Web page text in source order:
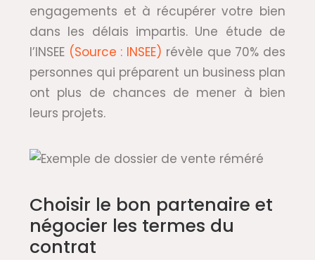
engagements et à récupérer votre bien
dans les délais impartis. Une étude de
l’INSEE (Source : INSEE) révèle que 70% des
personnes qui préparent un business plan
ont plus de chances de mener à bien
leurs projets.
Choisir le bon partenaire et
négocier les termes du
contrat